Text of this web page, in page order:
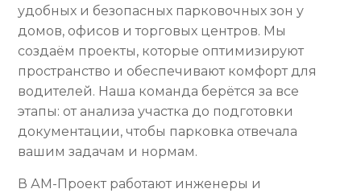
удобных и безопасных парковочных зон у
домов, офисов и торговых центров. Мы
создаём проекты, которые оптимизируют
пространство и обеспечивают комфорт для
водителей. Наша команда берётся за все
этапы: от анализа участка до подготовки
документации, чтобы парковка отвечала
вашим задачам и нормам.
В АМ-Проект работают инженеры и